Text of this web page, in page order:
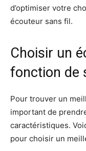
d’optimiser votre
écouteur sans fil.
Choisir un
fonction de
Pour trouver un
important de
caractéristiques.
pour choisir un